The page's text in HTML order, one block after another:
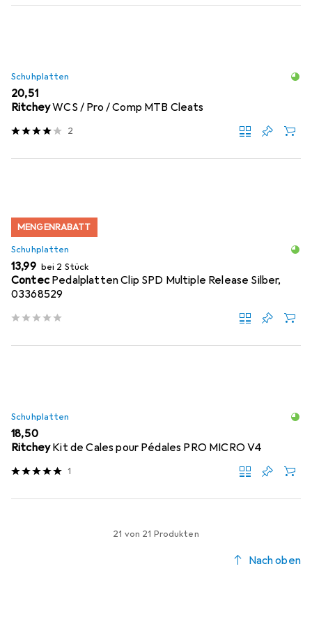
Schuhplatten
EUR
20,51
RitcheyWCS / Pro / Comp MTB Cleats
2
MENGENRABATT
Schuhplatten
EUR
13,99 bei 2 Stück
Contec Pedalplatten Clip SPD Multiple Release Silber,
03368529
Schuhplatten
EUR
18,50
RitcheyKit de Cales pour Pédales PRO MICRO V4
1
21 von 21 Produkten
Nach oben